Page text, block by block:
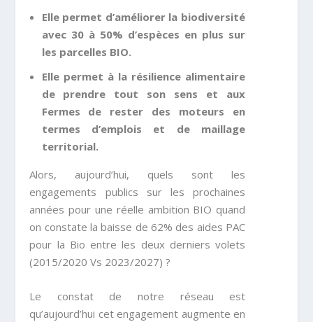
Elle permet d’améliorer la biodiversité
avec 30 à 50% d’espèces en plus sur
les parcelles BIO.
Elle permet à la résilience alimentaire
de prendre tout son sens et aux
Fermes de rester des moteurs en
termes d’emplois et de maillage
territorial.
Alors, aujourd’hui, quels sont les
engagements publics sur les prochaines
années pour une réelle ambition BIO quand
on constate la baisse de 62% des aides PAC
pour la Bio entre les deux derniers volets
(2015/2020 Vs 2023/2027) ?
Le constat de notre réseau est
qu’aujourd’hui cet engagement augmente en